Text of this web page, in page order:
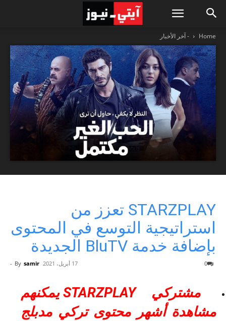
Home - آخر الأخبار
STARZPLAY تعزز من
استراتيجية التوسع في المحتوى
بإضافة خدمة BluTV الجديدة
By samir
- 17 أبريل، 2021 0
مشتركيSTARZPLAYيمكنهم
مشاهدة أشهر محتوى تركي مدبلج